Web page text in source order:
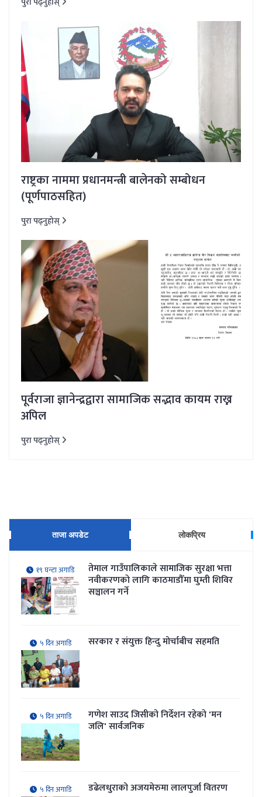
राष्ट्रका नाममा प्रधानमन्त्री बालेनको सम्बोधन
(पूर्णपाठसहित)
पुरा पढ्नुहोस्
पूर्वराजा ज्ञानेन्द्रद्वारा सामाजिक सद्भाव कायम राख्न
अपिल
पुरा पढ्नुहोस्
ताजा अपडेट लोकप्रिय
१९ घन्टा अगाडि तेमाल गाउँपालिकाले सामाजिक सुरक्षा भत्ता
नवीकरणकाे लागि काठमाडौँमा घुम्ती शिविर
सञ्चालन गर्ने
५ दिन अगाडि सरकार र संयुक्त हिन्दु मोर्चाबीच सहमति
५ दिन अगाडि गणेश साउद जिसीको निर्देशन रहेकाे 'मन
जलि' सार्वजनिक
५ दिन अगाडि डढेलधुराको अजयमेरुमा लालपुर्जा वितरण